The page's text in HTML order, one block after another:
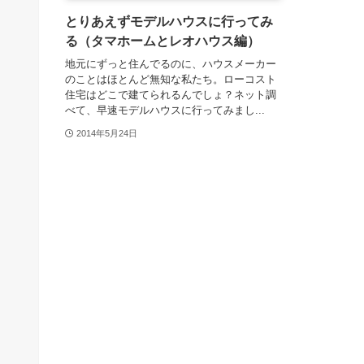
とりあえずモデルハウスに行ってみ
る（タマホームとレオハウス編）
地元にずっと住んでるのに、ハウスメーカー
のことはほとんど無知な私たち。ローコスト
住宅はどこで建てられるんでしょ？ネット調
べて、早速モデルハウスに行ってみまし...
2014年5月24日